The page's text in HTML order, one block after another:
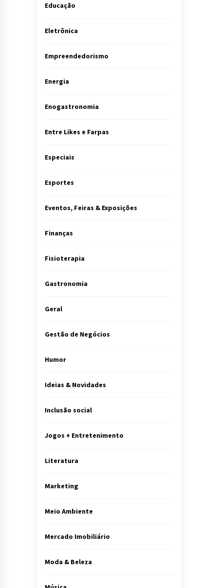
Educação
Eletrônica
Empreendedorismo
Energia
Enogastronomia
Entre Likes e Farpas
Especiais
Esportes
Eventos, Feiras & Exposições
Finanças
Fisioterapia
Gastronomia
Geral
Gestão de Negócios
Humor
Ideias & Novidades
Inclusão social
Jogos + Entretenimento
Literatura
Marketing
Meio Ambiente
Mercado Imobiliário
Moda & Beleza